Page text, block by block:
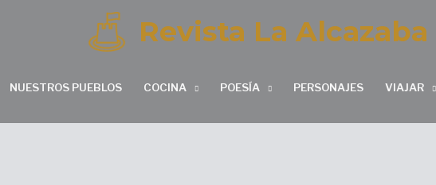
Revista La Alcazaba
NUESTROS PUEBLOS COCINA POESÍA PERSONAJES VIAJAR